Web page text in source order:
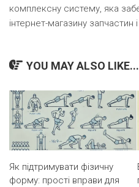
комплексну систему, яка
інтернет-магазину
YOU MAY ALSO LIKE...
Як підтримувати фізичну
форму: прості вправи для